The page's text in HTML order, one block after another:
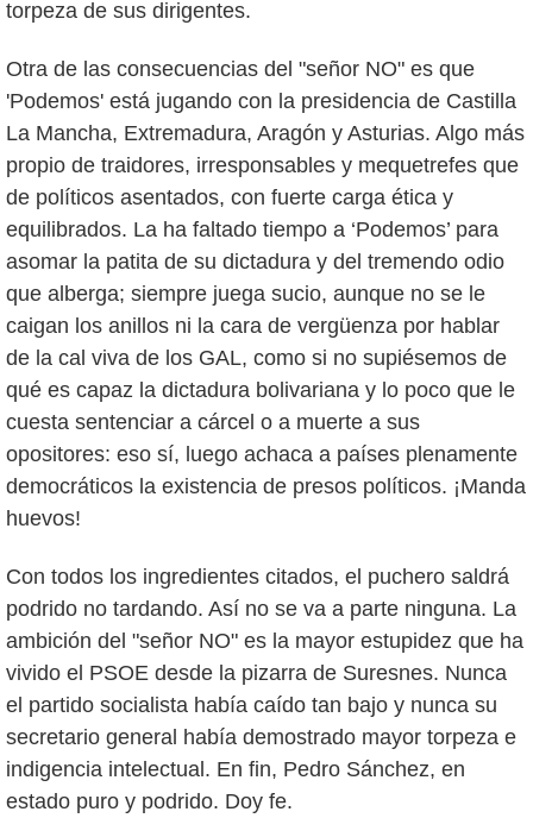
torpeza de sus dirigentes.
Otra de las consecuencias del "señor NO" es que
'Podemos' está jugando con la presidencia de Castilla
La Mancha, Extremadura, Aragón y Asturias. Algo más
propio de traidores, irresponsables y mequetrefes que
de políticos asentados, con fuerte carga ética y
equilibrados. La ha faltado tiempo a ‘Podemos’ para
asomar la patita de su dictadura y del tremendo odio
que alberga; siempre juega sucio, aunque no se le
caigan los anillos ni la cara de vergüenza por hablar
de la cal viva de los GAL, como si no supiésemos de
qué es capaz la dictadura bolivariana y lo poco que le
cuesta sentenciar a cárcel o a muerte a sus
opositores: eso sí, luego achaca a países plenamente
democráticos la existencia de presos políticos. ¡Manda
huevos!
Con todos los ingredientes citados, el puchero saldrá
podrido no tardando. Así no se va a parte ninguna. La
ambición del "señor NO" es la mayor estupidez que ha
vivido el PSOE desde la pizarra de Suresnes. Nunca
el partido socialista había caído tan bajo y nunca su
secretario general había demostrado mayor torpeza e
indigencia intelectual. En fin, Pedro Sánchez, en
estado puro y podrido. Doy fe.